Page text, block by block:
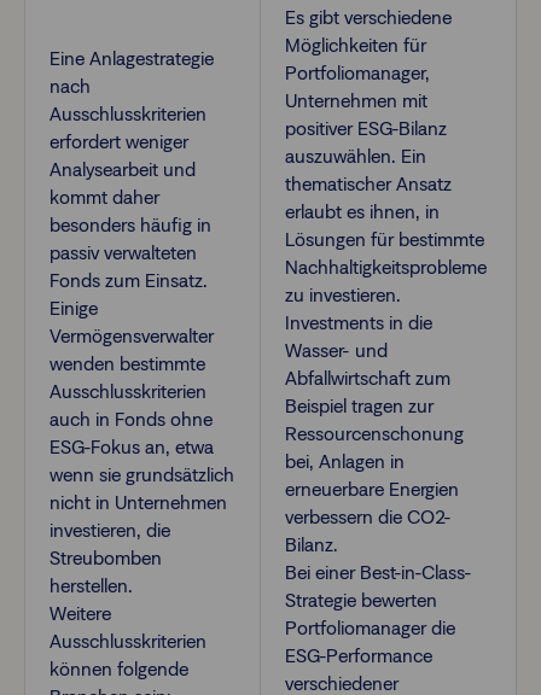
Eine Anlagestrategie
nach
Ausschlusskriterien
erfordert weniger
Analysearbeit und
kommt daher
besonders häufig in
passiv verwalteten
Fonds zum Einsatz.
Einige
Vermögensverwalter
wenden bestimmte
Ausschlusskriterien
auch in Fonds ohne
ESG-Fokus an, etwa
wenn sie grundsätzlich
nicht in Unternehmen
investieren, die
Streubomben
herstellen.
Weitere
Ausschlusskriterien
können folgende
Es gibt verschiedene
Möglichkeiten für
Portfoliomanager,
Unternehmen mit
positiver ESG-Bilanz
auszuwählen. Ein
thematischer Ansatz
erlaubt es ihnen, in
Lösungen für bestimmte
Nachhaltigkeitsprobleme
zu investieren.
Investments in die
Wasser- und
Abfallwirtschaft zum
Beispiel tragen zur
Ressourcenschonung
bei, Anlagen in
erneuerbare Energien
verbessern die CO2-
Bilanz.
Bei einer Best-in-Class-
Strategie bewerten
Portfoliomanager die
ESG-Performance
verschiedener